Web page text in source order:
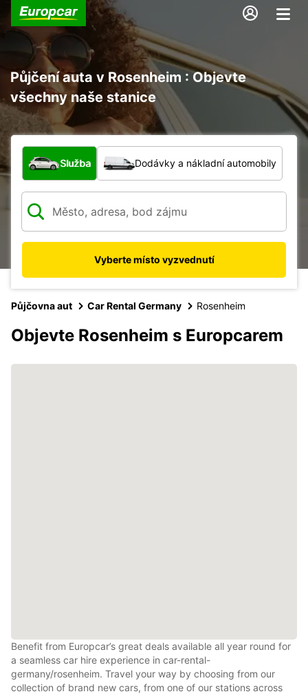
Půjčení auta v Rosenheim : Objevte
všechny naše stanice
Jaký typ vozidla?
Služba Dodávky a nákladní automobily
Vyberte místo vyzvednutí
Půjčovna aut Car Rental Germany Rosenheim
Objevte Rosenheim s Europcarem
Benefit from Europcar’s great deals available all year round for
a seamless car hire experience in car-rental-
germany/rosenheim. Travel your way by choosing from our
collection of brand new cars, from one of our stations across